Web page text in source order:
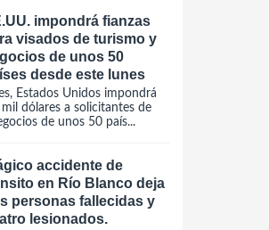
impondrá fianzas
visados de turismo y
de unos 50
desde este lunes
Estados Unidos impondrá
dólares a solicitantes de
de unos 50 país...
accidente de
en Río Blanco deja
personas fallecidas y
lesionados.